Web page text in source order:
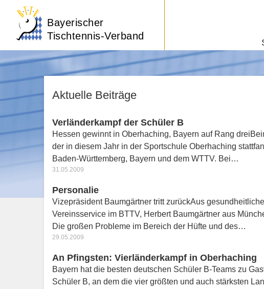
Bayerischer
Tischtennis-Verband
Aktuelle Beiträge
Verländerkampf der Schüler B
Hessen gewinnt in Oberhaching, Bayern auf Rang
der in diesem Jahr in der Sportschule Oberhaching
Baden-Württemberg, Bayern und dem WTTV. Bei…
31.05.2009
Personalie
Vizepräsident Baumgärtner tritt zurückAus
Vereinsservice im BTTV, Herbert Baumgärtner aus
Die großen Probleme im Bereich der Hüfte und des…
29.05.2009
An Pfingsten: Vierländerkampf in Oberhaching
Bayern hat die besten deutschen Schüler B-Teams zu
Schüler B, an dem die vier größten und auch stärksten